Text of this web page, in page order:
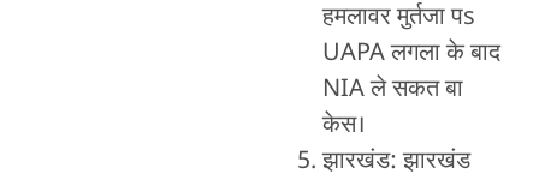
हमलावर मुर्तजा पs
UAPA लगला के बाद
NIA ले सकत बा
केस।
झारखंड: झारखंड